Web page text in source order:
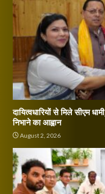
दायित्वधारियों से मिले सीएम
निभाने का आह्वान
August 2, 2026